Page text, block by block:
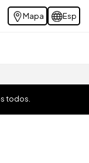
Mapa Esp
todos.